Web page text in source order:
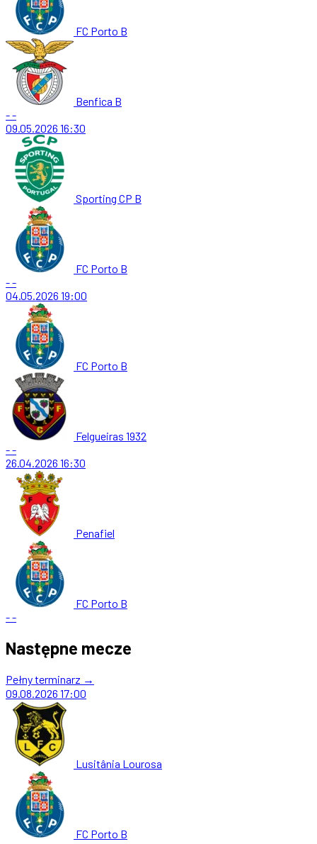
FC Porto B
Benfica B
--
09.05.2026 16:30
Sporting CP B
FC Porto B
--
04.05.2026 19:00
FC Porto B
Felgueiras 1932
--
26.04.2026 16:30
Penafiel
FC Porto B
--
Następne mecze
Pełny terminarz →
09.08.2026 17:00
Lusitânia Lourosa
FC Porto B